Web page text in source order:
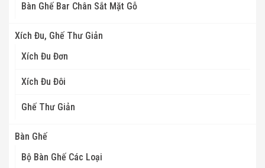
Bàn Ghế Bar Chân Sắt Mặt Gỗ
Xích Đu, Ghế Thư Giản
Xích Đu Đơn
Xích Đu Đôi
Ghế Thư Giản
Bàn Ghế
Bộ Bàn Ghế Các Loại